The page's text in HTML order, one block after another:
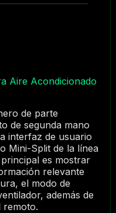
Aire Acondicionado
de parte
de segunda mano
interfaz de usuario
Mini-Split de la línea
es mostrar
relevante
el modo de
además de
remoto.